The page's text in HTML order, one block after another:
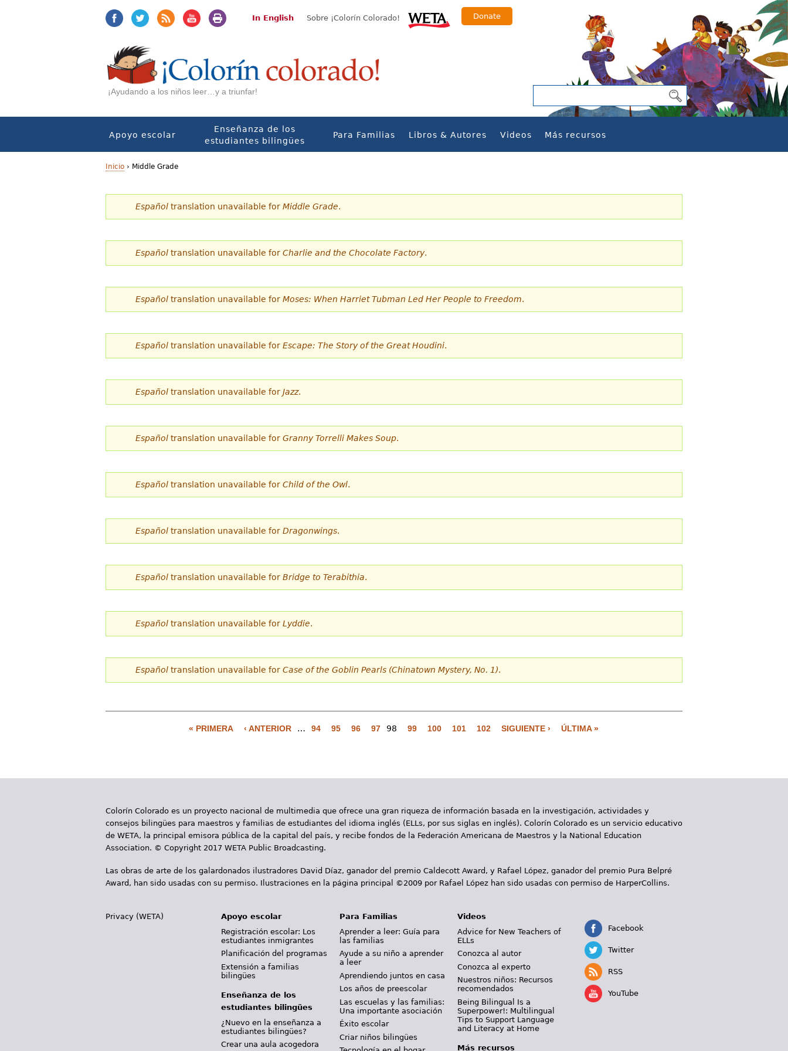
In English Sobre ¡Colorín Colorado! Donate
¡Ayudando a los niños leer…y a triunfar!
Apoyo escolar
Enseñanza de los
estudiantes bilingües
Para Familias Libros & Autores Videos Más recursos
U
s
t
s
t
á
a
q
u
Inicio › Middle Grade
Español translation unavailable for Middle Grade.
Español translation unavailable for Charlie and the Chocolate Factory.
Español translation unavailable for Moses: When Harriet Tubman Led Her People to Freedom.
Español translation unavailable for Escape: The Story of the Great Houdini.
Español translation unavailable for Jazz.
Español translation unavailable for Granny Torrelli Makes Soup.
Español translation unavailable for Child of the Owl.
Español translation unavailable for Dragonwings.
Español translation unavailable for Bridge to Terabithia.
Español translation unavailable for Lyddie.
Español translation unavailable for Case of the Goblin Pearls (Chinatown Mystery, No. 1).
g
n
a
« PRIMERA ‹ ANTERIOR … 94 95 96 97 98 99 100 101 102 SIGUIENTE › ÚLTIMA »
Colorín Colorado es un proyecto nacional de multimedia que ofrece una gran riqueza de información basada en la investigación, actividades y
consejos bilingües para maestros y familias de estudiantes del idioma inglés (ELLs, por sus siglas en inglés). Colorín Colorado es un servicio educativo
de WETA, la principal emisora pública de la capital del país, y recibe fondos de la Federación Americana de Maestros y la National Education
Association. © Copyright 2017 WETA Public Broadcasting.
Las obras de arte de los galardonados ilustradores David Díaz, ganador del premio Caldecott Award, y Rafael López, ganador del premio Pura Belpré
Award, han sido usadas con su permiso. Ilustraciones en la página principal ©2009 por Rafael López han sido usadas con permiso de HarperCollins.
Privacy (WETA)
Apoyo escolar
Registración escolar: Los
estudiantes inmigrantes
Planificación del programas
Extensión a familias
bilingües
Enseñanza de los
estudiantes bilingües
¿Nuevo en la enseñanza a
estudiantes bilingües?
Crear una aula acogedora
Para Familias
Aprender a leer: Guía para
las familias
Ayude a su niño a aprender
a leer
Aprendiendo juntos en casa
Los años de preescolar
Las escuelas y las familias:
Una importante asociación
Éxito escolar
Criar niños bilingües
Videos
Advice for New Teachers of
ELLs
Conozca al autor
Conozca al experto
Nuestros niños: Recursos
recomendados
Being Bilingual Is a
Superpower!: Multilingual
Tips to Support Language
and Literacy at Home
Más recursos
Facebook
Twitter
RSS
YouTube